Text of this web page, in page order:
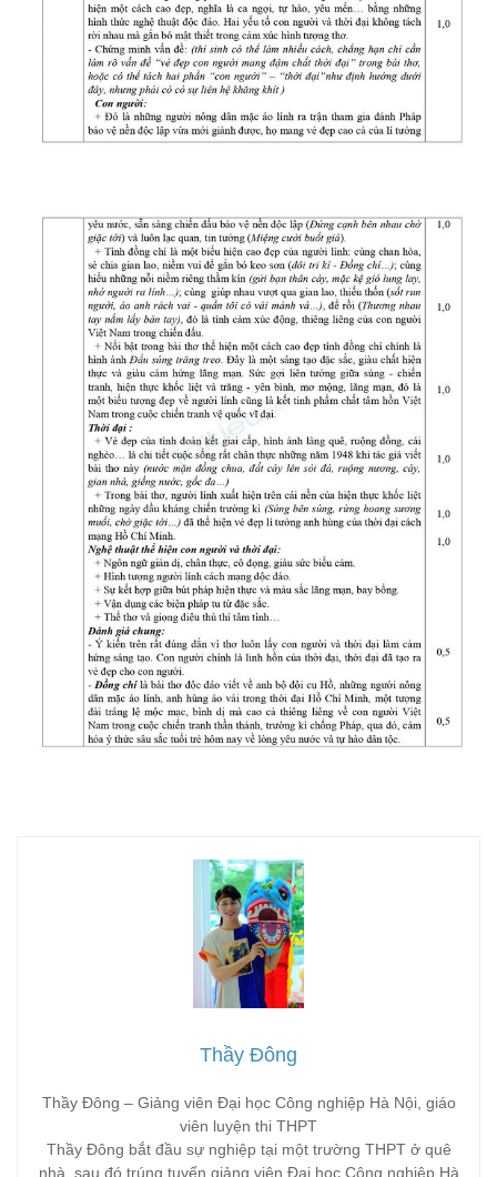
Thầy Đông
Thầy Đông – Giảng viên Đại học Công nghiệp Hà Nội, giáo
viên luyện thi THPT
Thầy Đông bắt đầu sự nghiệp tại một trường THPT ở quê
nhà, sau đó trúng tuyển giảng viên Đại học Công nghiệp Hà